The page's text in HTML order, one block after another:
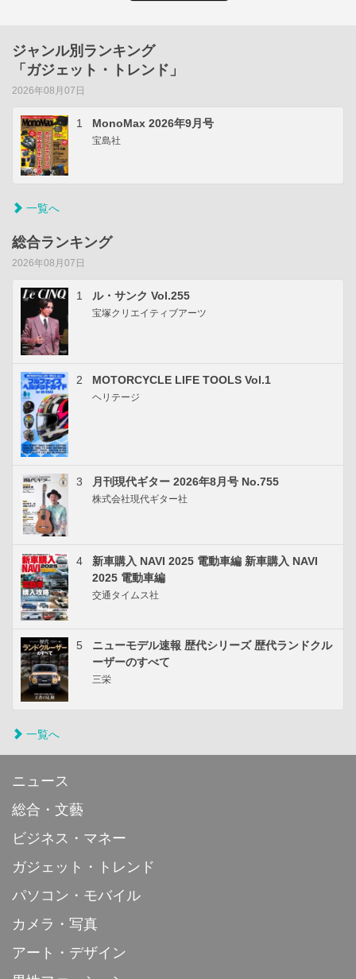
ジャンル別ランキング
「ガジェット・トレンド」
2026年08月07日
1 MonoMax 2026年9月号
宝島社
一覧へ
総合ランキング
2026年08月07日
1 ル・サンク Vol.255
宝塚クリエイティブアーツ
2 MOTORCYCLE LIFE TOOLS Vol.1
ヘリテージ
3 月刊現代ギター 2026年8月号 No.755
株式会社現代ギター社
4
新車購入 NAVI 2025 電動車編 新車購入 NAVI
2025 電動車編
交通タイムス社
5
ニューモデル速報 歴代シリーズ 歴代ランドクル
ーザーのすべて
三栄
一覧へ
ニュース
総合・文藝
ビジネス・マネー
ガジェット・トレンド
パソコン・モバイル
カメラ・写真
アート・デザイン